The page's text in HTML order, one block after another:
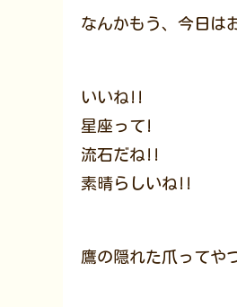
なんかもう、今日は
いいね!!
星座って!
流石だね!!
素晴らしいね!!
鷹の隠れた爪ってや